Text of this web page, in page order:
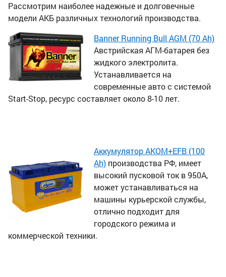
Рассмотрим наиболее надежные и долговечные
модели АКБ различных технологий производства.
Banner Running Bull AGM (70 Ah)
Австрийская АГМ-батарея без
жидкого электролита.
Устанавливается на
современные авто с системой
Start-Stop, ресурс составляет около 8-10 лет.
Аккумулятор AKOM+EFB (100
Ah) производства РФ, имеет
высокий пусковой ток в 950А,
может устанавливаться на
машины курьерской службы,
отлично подходит для
городского режима и
коммерческой техники.